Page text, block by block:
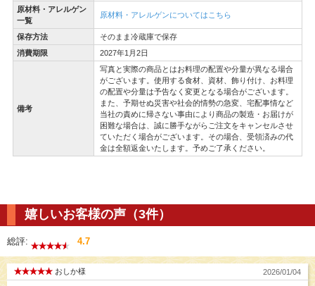
原材料・アレルゲン
一覧
原材料・アレルゲンについてはこちら
保存方法
そのまま冷蔵庫で保存
消費期限
2027年1月2日
備考
写真と実際の商品とはお料理の配置や分量が異なる場合
がございます。使用する食材、資材、飾り付け、お料理
の配置や分量は予告なく変更となる場合がございます。
また、予期せぬ災害や社会的情勢の急変、宅配事情など
当社の責めに帰さない事由により商品の製造・お届けが
困難な場合は、誠に勝手ながらご注文をキャンセルさせ
ていただく場合がございます。その場合、受領済みの代
金は全額返金いたします。予めご了承ください。
嬉しいお客様の声（3件）
総評: 4.7
おしか様 2026/01/04